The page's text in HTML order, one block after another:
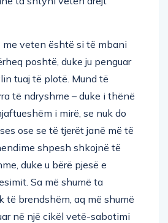
veten është si të mbani
poshtë, duke ju penguar
tuaj të plotë. Mund të
të ndryshme – duke i thënë
i mirë, se nuk do
ose se të tjerët janë më të
shpesh shkojnë të
duke u bërë pjesë e
Sa më shumë ta
të brendshëm, aq më shumë
në një cikël vetë-sabotimi